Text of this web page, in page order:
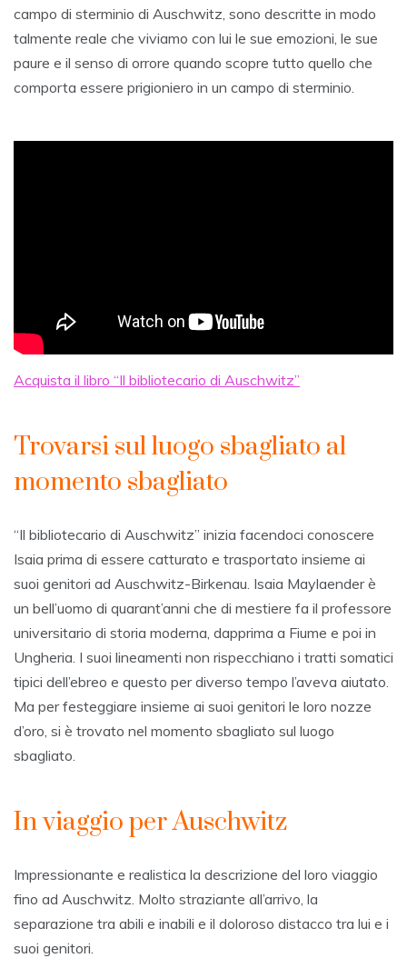
campo di sterminio di Auschwitz, sono descritte in modo
talmente reale che viviamo con lui le sue emozioni, le sue
paure e il senso di orrore quando scopre tutto quello che
comporta essere prigioniero in un campo di sterminio.
Acquista il libro “Il bibliotecario di Auschwitz”
Trovarsi sul luogo sbagliato al
momento sbagliato
“Il bibliotecario di Auschwitz” inizia facendoci conoscere
Isaia prima di essere catturato e trasportato insieme ai
suoi genitori ad Auschwitz-Birkenau. Isaia Maylaender è
un bell’uomo di quarant’anni che di mestiere fa il professore
universitario di storia moderna, dapprima a Fiume e poi in
Ungheria. I suoi lineamenti non rispecchiano i tratti somatici
tipici dell’ebreo e questo per diverso tempo l’aveva aiutato.
Ma per festeggiare insieme ai suoi genitori le loro nozze
d’oro, si è trovato nel momento sbagliato sul luogo
sbagliato.
In viaggio per Auschwitz
Impressionante e realistica la descrizione del loro viaggio
fino ad Auschwitz. Molto straziante all’arrivo, la
separazione tra abili e inabili e il doloroso distacco tra lui e i
suoi genitori.